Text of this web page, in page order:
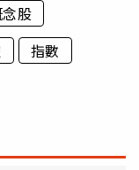
股
指數